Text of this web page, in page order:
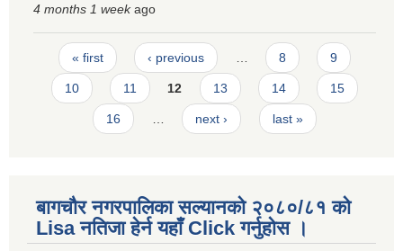
4 months 1 weekago
Pages
« first ‹ previous … 8 9
10 11 12 13 14 15
16 … next › last »
बागचौर नगरपालिका सल्यानको २०८०/८१ को
Lisa नतिजा हेर्न यहाँ Click गर्नुहोस ।